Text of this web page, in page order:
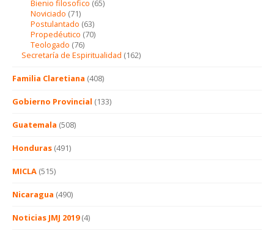
Bienio filosofico (65)
Noviciado (71)
Postulantado (63)
Propedéutico (70)
Teologado (76)
Secretaría de Espiritualidad (162)
Familia Claretiana (408)
Gobierno Provincial (133)
Guatemala (508)
Honduras (491)
MICLA (515)
Nicaragua (490)
Noticias JMJ 2019(4)